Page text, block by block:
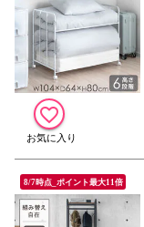
8/7時点_ポイント最大11倍